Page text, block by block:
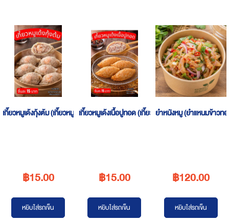
เกี๊ยวหมูเด้งกุ้งต้ม (เกี๊ยวหมูเด้งชลบุรี)
฿15.00
หยิบใส่รถเข็น
เกี๊ยวหมูเด้งเนื้อปูทอด (เกี๊ยวหมูเด้งชลบุรี)
฿15.00
หยิบใส่รถเข็น
ยำหนังหมู (ยำแหนมข้าวท
฿120.00
หยิบใส่รถเข็น